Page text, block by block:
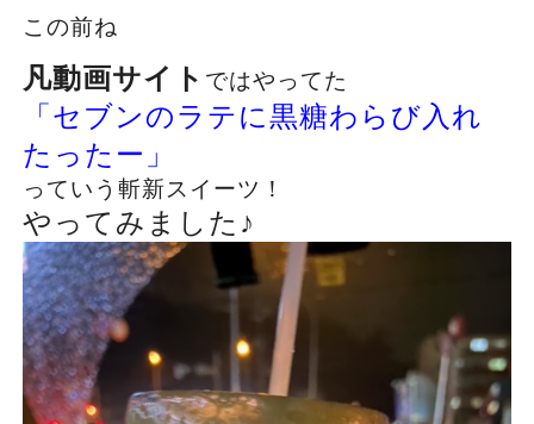
この前ね
凡動画サイト ではやってた
「セブンのラテに黒糖わらび入れ
たったー」
っていう斬新スイーツ！
やってみました♪